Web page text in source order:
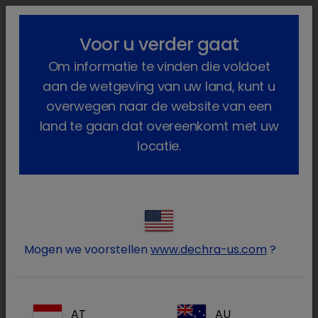
lock_outline search menu
Voedselproducerende dieren
Geneesmiddelen
Varken
Op diergeneeskundig voorschrif...
Tialin
Voor u verder gaat
Om informatie te vinden die voldoet
aan de wetgeving van uw land, kunt u
overwegen naar de website van een
land te gaan dat overeenkomt met uw
locatie.
Mogen we voorstellen www.dechra-us.com ?
AT AU